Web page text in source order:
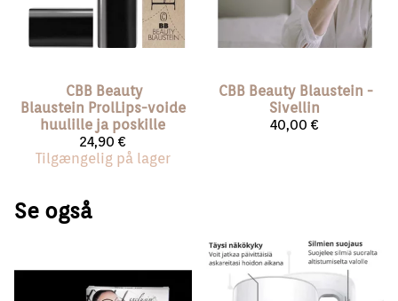
CBB Beauty
Blaustein ProlLips-voide
huulille ja poskille
24,90 €
Tilgængelig på lager
CBB Beauty Blaustein -
Sivellin
40,00 €
Se også